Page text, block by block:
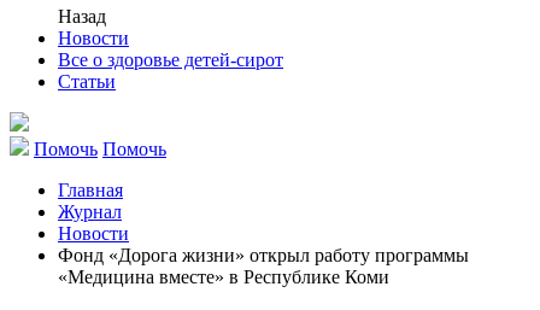
Назад
Новости
Все о здоровье детей-сирот
Статьи
Помочь Помочь
Главная
Журнал
Новости
Фонд «Дорога жизни» открыл работу программы
«Медицина вместе» в Республике Коми